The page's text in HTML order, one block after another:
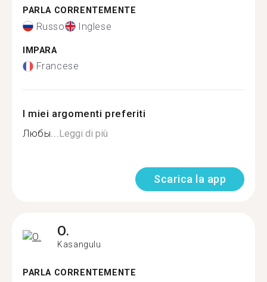
PARLA CORRENTEMENTE
Russo Inglese
IMPARA
Francese
I miei argomenti preferiti
Любы...Leggi di più
Scarica la app
O.
Kasangulu
PARLA CORRENTEMENTE